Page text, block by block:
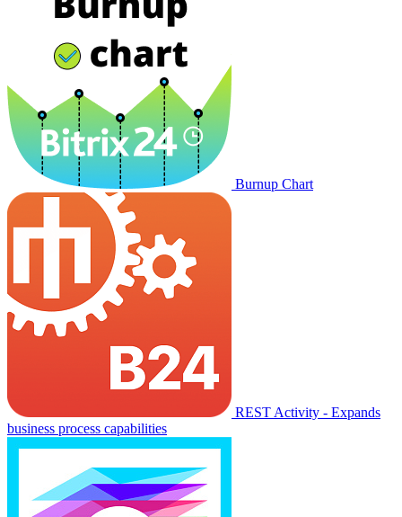
Burnup Chart
REST Activity - Expands
business process capabilities